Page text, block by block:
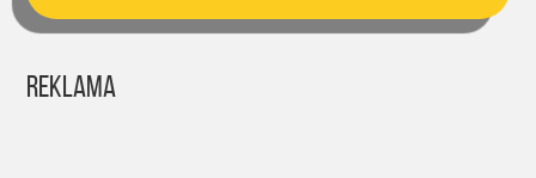
Reklama